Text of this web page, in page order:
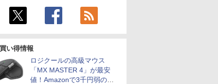
い得情報
ロジクールの高級マウス
「MX MASTER 4」が最安
値！Amazonで3千円弱の割